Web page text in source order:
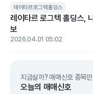
레이타르로그텍홀딩스
레이타르 로그텍 홀딩스,
보
2026.04.01 05:02
지금살까? 매매신호 종목
오늘의 매매신호